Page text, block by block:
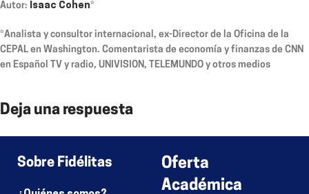
Autor: Isaac Cohen*
*Analista y consultor internacional, ex-Director de la Oficina de la
CEPAL en Washington. Comentarista de economía y finanzas de CNN
en Español TV y radio, UNIVISION, TELEMUNDO y otros medios
Deja una respuesta
Sobre Fidélitas
Oferta
Académica